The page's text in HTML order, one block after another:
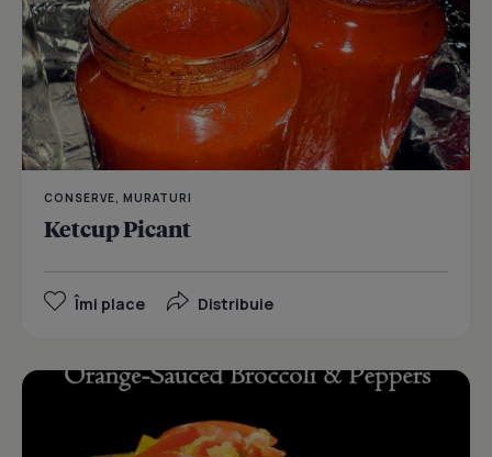
CONSERVE, MURATURI
Ketcup Picant
Îmi place Distribuie